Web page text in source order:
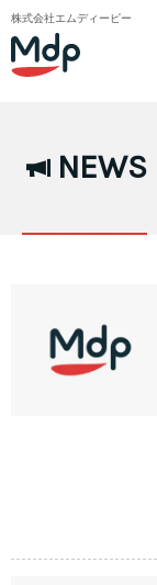
株式会社エムディーピー
NEWS